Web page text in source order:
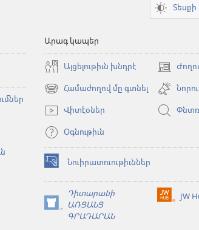
Արագ կապեր
Այցելութիւն խնդրէ
(opens
new
window)
Համաժողով մը գտնել
(opens
new
window)
Վիտէօներ
Օգնութիւն
Նուիրատուութիւններ
(opens
new
window)Դիտարանի
ԱՌՑԱՆՑ
ԳՐԱԴԱՐԱՆ
(opens
JW
(opens